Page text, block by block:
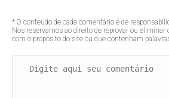
* O conteúdo de cada comentário é de
Nos reservamos ao direito de reprovar ou eliminar
com o propósito do site ou que contenham